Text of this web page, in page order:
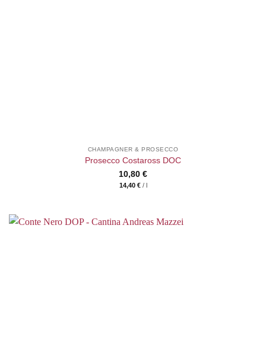
CHAMPAGNER & PROSECCO
Prosecco Costaross DOC
10,80 €
14,40 €/